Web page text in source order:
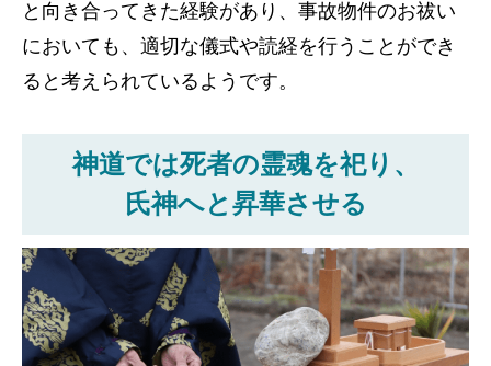
と向き合ってきた経験があり、事故物件のお祓い
においても、適切な儀式や読経を行うことができ
ると考えられているようです。
神道では死者の霊魂を祀り、
氏神へと昇華させる